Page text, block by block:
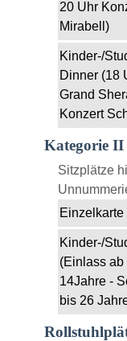
20 Uhr
Mirabell)
Kinder-/
Dinner (18
Grand
Konzert
Kategorie II
Sitzplätze
Einzelkarte
Kinder-/
(Einlass ab
14Jahre -
bis 26